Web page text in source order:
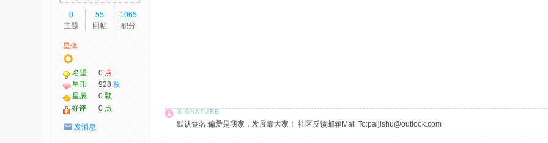
0
主题
55
回帖
1065
积分
星体
名望 0 点
星币
928 枚
星辰
0 颗
好评
0 点
发消息 默认签名:偏爱是我家，发展靠大家！ 社区反馈邮箱Mail To:paijishu@outlook.com